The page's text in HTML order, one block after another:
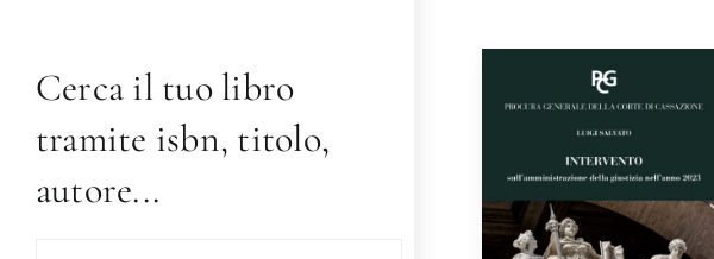
Cerca il tuo libro
tramite isbn, titolo,
autore...